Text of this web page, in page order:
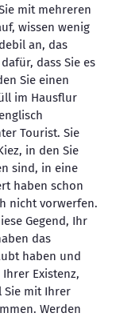
mit mehreren
wissen wenig
an, das
dass Sie es
Sie einen
im Hausflur
Tourist. Sie
in den Sie
sind, in eine
haben schon
nicht vorwerfen.
Gegend, Ihr
das
haben und
Existenz,
Sie mit Ihrer
Werden